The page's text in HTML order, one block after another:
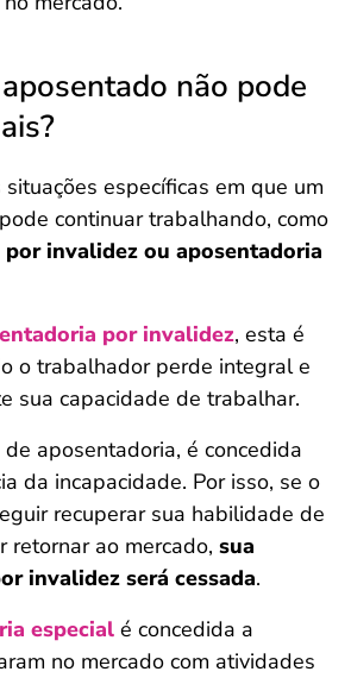
não pode
específicas em que um
continuar trabalhando, como
invalidez ou aposentadoria
por invalidez, esta é
o trabalhador perde integral e
sua capacidade de trabalhar.
aposentadoria, é concedida
da incapacidade. Por isso, se o
recuperar sua habilidade de
retornar ao mercado, sua
invalidez será cessada.
especial é concedida a
no mercado com atividades